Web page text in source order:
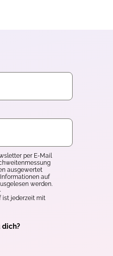
per E-Mail
ausgewertet
auf
werden.
ist jederzeit mit
dich?